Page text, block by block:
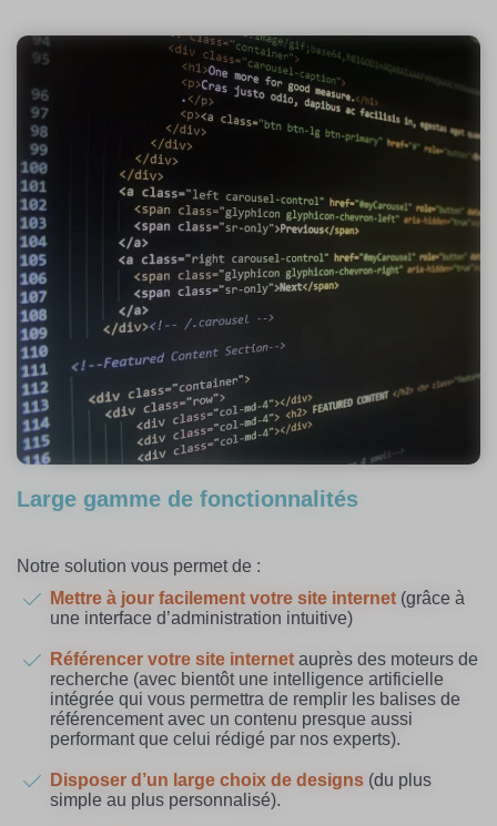
Large gamme de fonctionnalités
Notre solution vous permet de :
Mettre à jour facilement votre site internet (grâce à
une interface d’administration intuitive)
Référencer votre site internet auprès des moteurs de
recherche (avec bientôt une intelligence artificielle
intégrée qui vous permettra de remplir les balises de
référencement avec un contenu presque aussi
performant que celui rédigé par nos experts).
Disposer d’un large choix de designs (du plus
simple au plus personnalisé).